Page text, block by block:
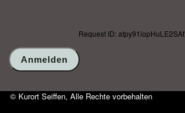
Request ID:
© Kurort Seiffen, Alle Rechte vorbehalten